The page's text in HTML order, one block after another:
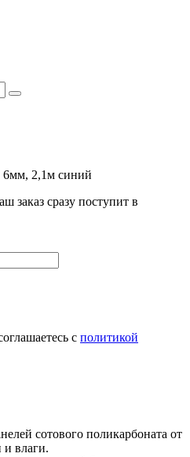
6мм, 2,1м синий
заказ сразу поступит в
с политикой
сотового поликарбоната от
влаги.